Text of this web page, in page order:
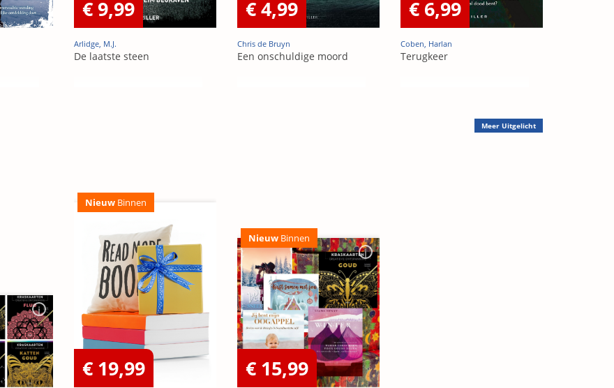
€ 9,99
Arlidge, M.J.
De laatste steen
€ 4,99
Chris de Bruyn
Een onschuldige moord
€ 6,99
Coben, Harlan
Terugkeer
Meer Uitgelicht
Nieuw Binnen
€ 19,99
Nieuw Binnen
€ 15,99